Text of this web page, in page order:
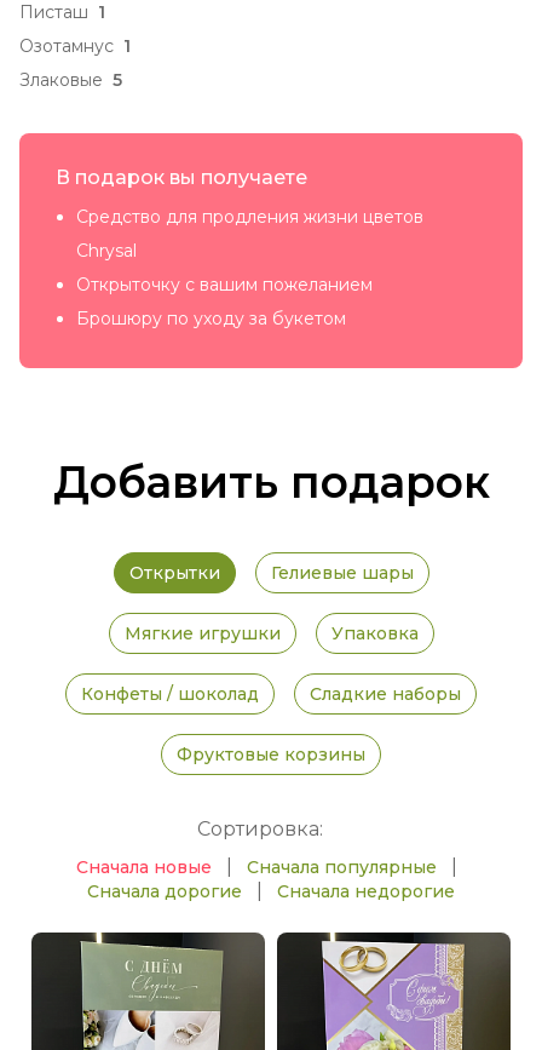
Писташ 1
Озотамнус 1
Злаковые 5
В подарок вы получаете
Средство для продления жизни цветов
Chrysal
Открыточку с вашим пожеланием
Брошюру по уходу за букетом
Добавить подарок
Открытки Гелиевые шары
Мягкие игрушки Упаковка
Конфеты / шоколад Сладкие наборы
Фруктовые корзины
Сортировка:
Сначала новые Сначала популярные
Сначала дорогие Сначала недорогие